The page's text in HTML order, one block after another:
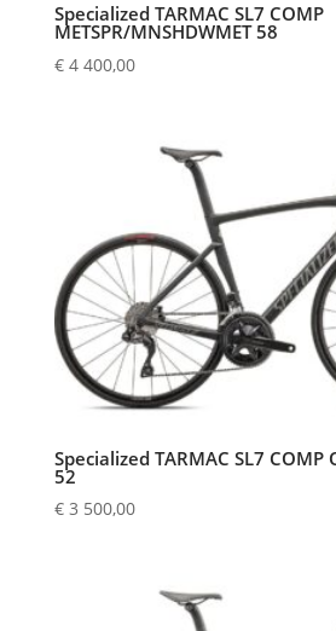
Specialized TARMAC SL7 COMP
METSPR/MNSHDWMET 58
€4 400,00
Specialized TARMAC SL7 COMP
52
€3 500,00